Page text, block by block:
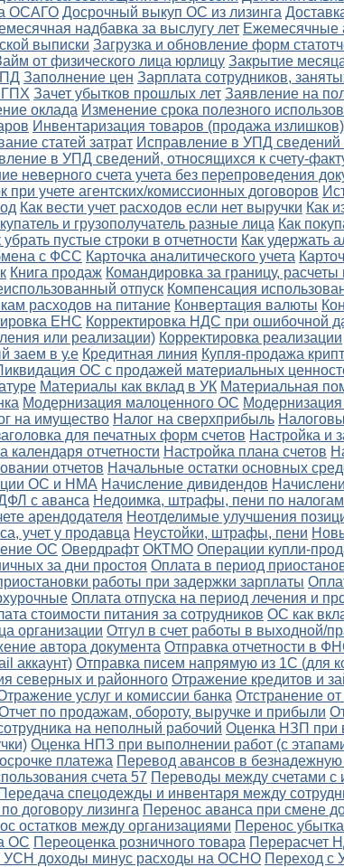
ОСАГО Досрочный выкуп ОС из лизинга
надбавка за выслугу лет Ежемесячные
выписки Загрузка и обновление форм
от физического лица юрлицу Закрытие
Заполнение цен Зарплата сотрудников,
ГПХ Зачет убытков прошлых лет Заявление на
оклада Изменение срока полезного
Инвентаризация товаров (продажа излишков)
статей затрат Исправление в УПД
в УПД сведений, относящихся к счету-
неверного счета учета без перепроведения
учете агентских/комиссионных договоров
Как вести учет расходов если нет выручки Как
и грузополучатель разные лица Как
убрать пустые строки в отчетности Как удержать
с ФСС Карточка аналитического учета
Книга продаж Командировка за границу,
отпуск Компенсация
расходов на питание Конвертация валюты
ЕНС Корректировка НДС при ошибочной
или реализации) Корректировка реализации
заем в у.е Кредитная линия Купля-продажа
ОС с продажей материальных
Материалы как вклад в УК Материальная
Модернизация малоценного ОС
на имущество Налог на сверхприбыль
для печатных форм счетов Настройка и
календаря отчетности Настройка плана счетов
отчетов Начальные остатки основных
ОС и НМА Начисление дивидендов
с аванса Недоимка, штрафы, пени по
арендодателя Неотделимые улучшения
учет у продавца Неустойки, штрафы, пени
ОС Овердрафт ОКТМО Операции купли-
за дни простоя Оплата в период
работы при задержки зарплаты
Оплата отпуска на период лечения и
стоимости питания за сотрудников ОС как
организации Отгул в счет работы в выходной/
автора документа Отправка отчетности в
аккаунт) Отправка писем напрямую из 1С (для
северных и районного Отражение кредитов и
услуг и комиссии банка Отстранение
по продажам, обороту, выручке и прибыли
на неполный рабочий Оценка НЗП при
Оценка НПЗ при выполнении работ (с
платежа Перевод авансов в безнадежную
счета 57 Переводы между счетами с
Передача спецодежды и инвентаря между
договору лизинга Перенос аванса при смене
остатков между организациями Перенос
ОС Переоценка розничного товара Перерасчет
УСН доходы минус расходы на ОСНО Переход с